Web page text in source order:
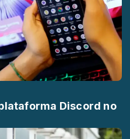
Discord no